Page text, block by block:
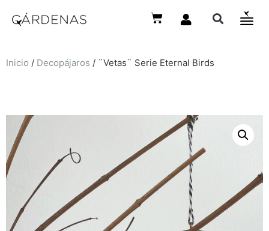
Inicio / Decopájaros / ¨Vetas¨ Serie Eternal Birds